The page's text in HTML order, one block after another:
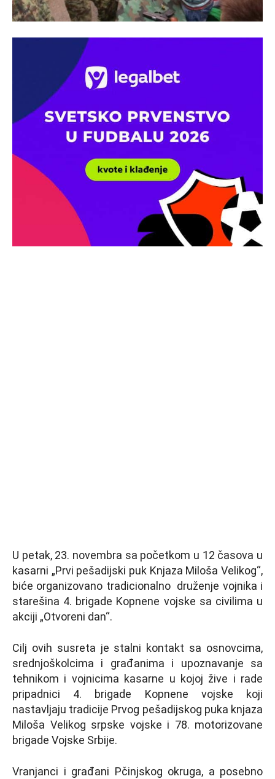
U petak, 23. novembra sa početkom u 12 časova u
kasarni „Prvi pešadijski puk Knjaza Miloša Velikog“,
biće organizovano tradicionalno druženje vojnika i
starešina 4. brigade Kopnene vojske sa civilima u
akciji „Otvoreni dan“.
Cilj ovih susreta je stalni kontakt sa osnovcima,
srednjoškolcima i građanima i upoznavanje sa
tehnikom i vojnicima kasarne u kojoj žive i rade
pripadnici 4. brigade Kopnene vojske koji
nastavljaju tradicije Prvog pešadijskog puka knjaza
Miloša Velikog srpske vojske i 78. motorizovane
brigade Vojske Srbije.
Vranjanci i građani Pčinjskog okruga, a posebno